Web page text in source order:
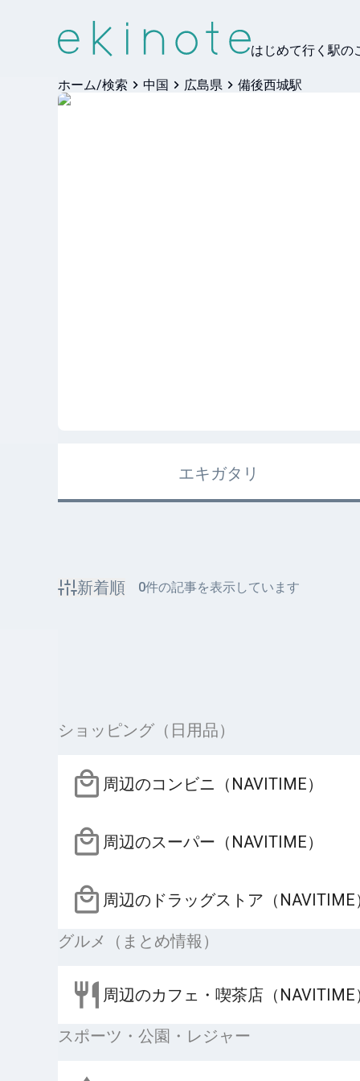
はじめて行く駅の
ホーム/検索 中国 広島県 備後西城駅
エキガタリ
新着順 0件の記事を表示しています
ショッピング（日用品）
周辺のコンビニ（NAVITIME）
周辺のスーパー（NAVITIME）
周辺のドラッグストア（NAVITIME
グルメ（まとめ情報）
周辺のカフェ・喫茶店（NAVITIME
スポーツ・公園・レジャー